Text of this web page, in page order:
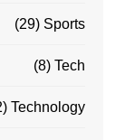
Sports
(29)
Tech
(8)
Technology
(12)